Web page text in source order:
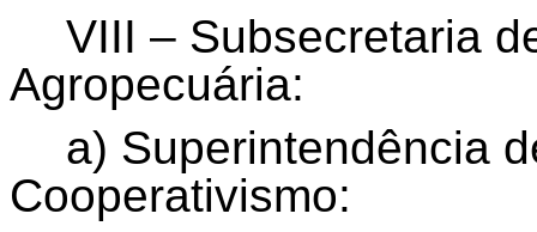
VIII – Subsecretaria
Agropecuária:
a) Superintendência
Cooperativismo: